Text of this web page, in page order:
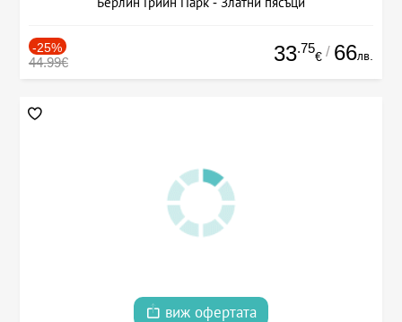
-25%
44.99€ 33.75
€ / 66лв.
виж офертата